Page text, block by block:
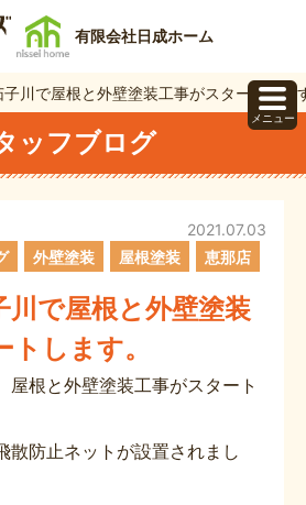
有限会社日成ホーム
川で屋根と外壁塗装工事がスタートしま
ッフブログ
川で屋根と外壁塗装
します。
2021.07.03
外壁塗装 屋根塗装 恵那店
屋根と外壁塗装工事がスタート
散防止ネットが設置されまし
メニュー